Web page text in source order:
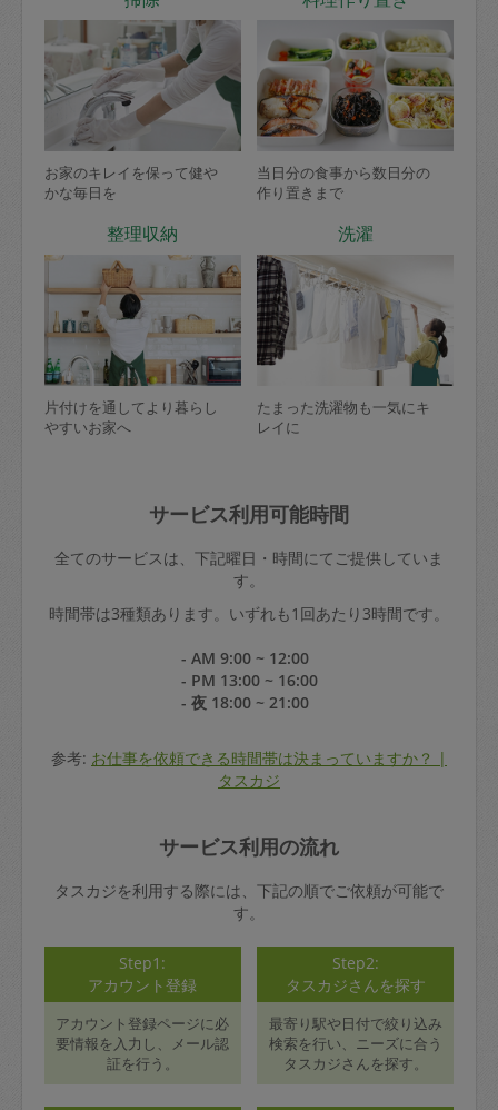
お家のキレイを保って健や
かな毎日を
当日分の食事から数日分の
作り置きまで
整理収納
片付けを通してより暮らし
やすいお家へ
洗濯
たまった洗濯物も一気にキ
レイに
サービス利用可能時間
全てのサービスは、下記曜日・時間にてご提供していま
す。
時間帯は3種類あります。いずれも1回あたり3時間です。
- AM 9:00 ~ 12:00
- PM 13:00 ~ 16:00
- 夜 18:00 ~ 21:00
参考: お仕事を依頼できる時間帯は決まっていますか？ |
タスカジ
サービス利用の流れ
タスカジを利用する際には、下記の順でご依頼が可能で
す。
Step1:
アカウント登録
アカウント登録ページに必
要情報を入力し、メール認
証を行う。
Step2:
タスカジさんを探す
最寄り駅や日付で絞り込み
検索を行い、ニーズに合う
タスカジさんを探す。